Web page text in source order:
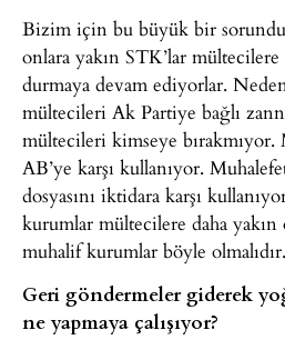
Bizim için bu büyük bir
onlara yakın STK’lar mültecilere
durmaya devam ediyorlar.
mültecileri Ak Partiye bağlı
mültecileri kimseye bırakmıyor.
AB’ye karşı kullanıyor.
dosyasını iktidara karşı
kurumlar mültecilere daha yakın
muhalif kurumlar böyle olmalıdır.
Geri göndermeler giderek
ne yapmaya çalışıyor?